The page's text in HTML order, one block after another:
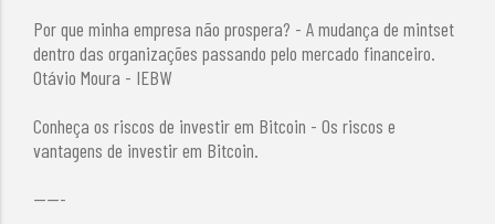
Por que minha empresa não prospera? - A mudança de mintset
dentro das organizações passando pelo mercado financeiro.
Otávio Moura - IEBW
Conheça os riscos de investir em Bitcoin - Os riscos e
vantagens de investir em Bitcoin.
-----